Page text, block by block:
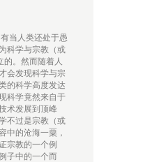
当人类还处于愚
科学与宗教（或
的。然而随着人
会发现科学与宗
的科学高度发达
科学竟然来自于
术发展到顶峰
不过是宗教（或
中的沧海一粟，
宗教的一个例
子中的一个而